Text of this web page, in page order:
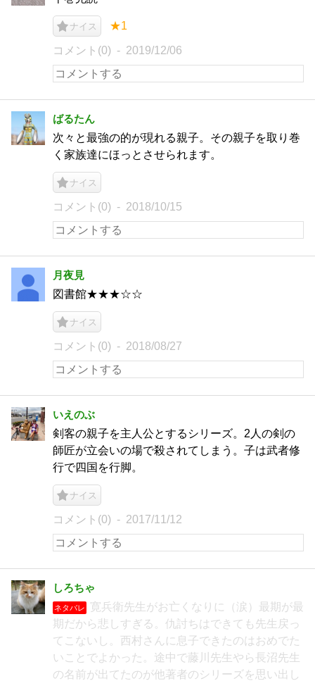
ナイス ★1
コメント(0) 2019/12/06
ばるたん
次々と最強の的が現れる親子。その親子を取り巻
く家族達にほっとさせられます。
ナイス
コメント(0) 2018/10/15
月夜見
図書館★★★☆☆
ナイス
コメント(0) 2018/08/27
いえのぶ
剣客の親子を主人公とするシリーズ。2人の剣の
師匠が立会いの場で殺されてしまう。子は武者修
行で四国を行脚。
ナイス
コメント(0) 2017/11/12
しろちゃ
ネタバレ
寛兵衛先生がお亡くなりに（涙）最期が最
期だから悲しすぎる。仇討ちはできても先生戻っ
てこないし。西村さんに息子できたのはおめでた
いことでよかった。途中で藤川先生やら長沼先生
の名前が出てたのが他著者のシリーズを思い出し